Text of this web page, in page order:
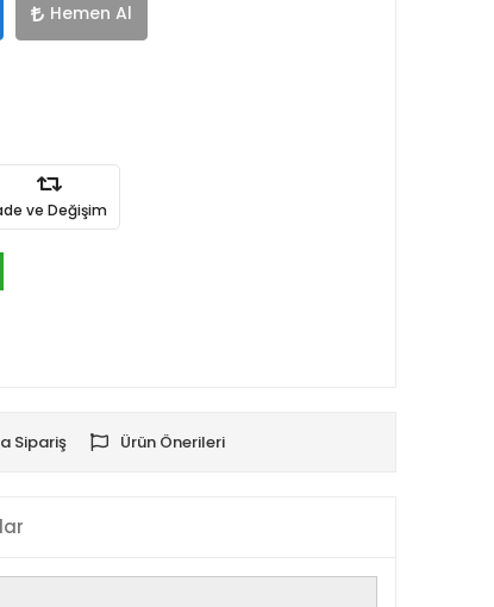
Hemen Al
ve Değişim
Sipariş Ürün Önerileri